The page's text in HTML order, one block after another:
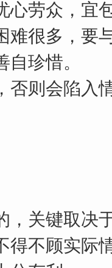
心劳众，宜
难很多，要
珍惜。
否则会陷入
，关键取决
得不顾实际